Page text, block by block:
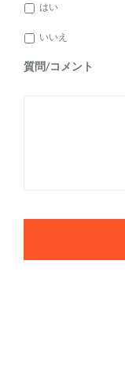
はい
いいえ
質問/コメント